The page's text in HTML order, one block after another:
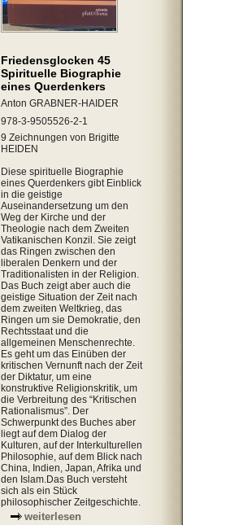
Friedensglocken 45
Spirituelle Biographie
eines Querdenkers
Anton GRABNER-HAIDER
978-3-9505526-2-1
9 Zeichnungen von Brigitte
HEIDEN
Diese spirituelle Biographie
eines Querdenkers gibt Einblick
in die geistige
Auseinandersetzung um den
Weg der Kirche und der
Theologie nach dem Zweiten
Vatikanischen Konzil. Sie zeigt
das Ringen zwischen den
liberalen Denkern und der
Traditionalisten in der Religion.
Das Buch zeigt aber auch die
geistige Situation der Zeit nach
dem zweiten Weltkrieg, das
Ringen um sie Demokratie, den
Rechtsstaat und die
allgemeinen Menschenrechte.
Es geht um das Einüben der
kritischen Vernunft nach der Zeit
der Diktatur, um eine
konstruktive Religionskritik, um
die Verbreitung des “Kritischen
Rationalismus”. Der
Schwerpunkt des Buches aber
liegt auf dem Dialog der
Kulturen, auf der Interkulturellen
Philosophie, auf dem Blick nach
China, Indien, Japan, Afrika und
den Islam.Das Buch versteht
sich als ein Stück
philosophischer Zeitgeschichte.
weiterlesen